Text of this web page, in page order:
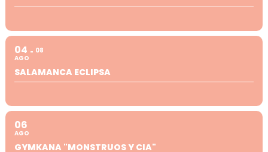
04
AGO
08
SALAMANCA ECLIPSA
06
AGO
GYMKANA "MONSTRUOS Y CIA"